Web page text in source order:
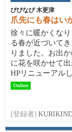
びびなび 木更津
爪先にも春はい
徐々に暖かくな
る春が近づいて
りました。お出
に花を咲かせて
HPリニューアル
Online
[登録者]